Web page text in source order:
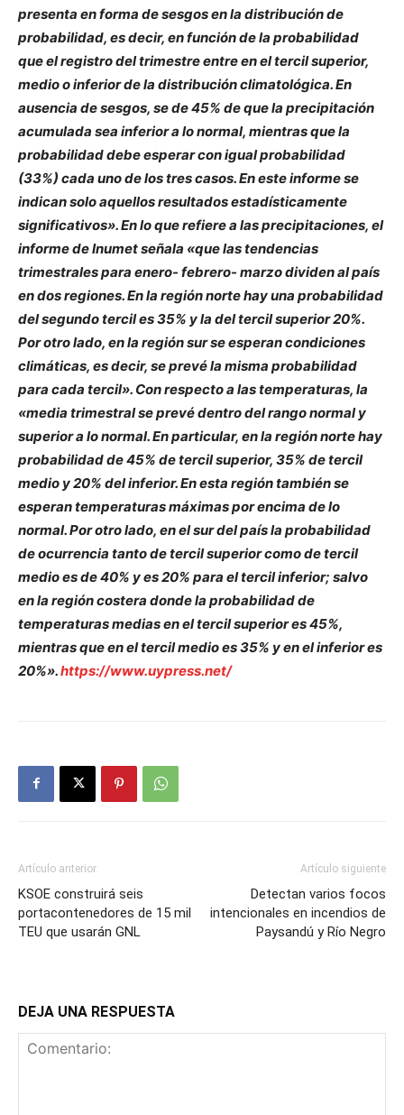
presenta en forma de sesgos en la distribución de
probabilidad, es decir, en función de la probabilidad
que el registro del trimestre entre en el tercil superior,
medio o inferior de la distribución climatológica. En
ausencia de sesgos, se de 45% de que la precipitación
acumulada sea inferior a lo normal, mientras que la
probabilidad debe esperar con igual probabilidad
(33%) cada uno de los tres casos. En este informe se
indican solo aquellos resultados estadísticamente
significativos». En lo que refiere a las precipitaciones, el
informe de Inumet señala «que las tendencias
trimestrales para enero- febrero- marzo dividen al país
en dos regiones. En la región norte hay una probabilidad
del segundo tercil es 35% y la del tercil superior 20%.
Por otro lado, en la región sur se esperan condiciones
climáticas, es decir, se prevé la misma probabilidad
para cada tercil». Con respecto a las temperaturas, la
«media trimestral se prevé dentro del rango normal y
superior a lo normal. En particular, en la región norte hay
probabilidad de 45% de tercil superior, 35% de tercil
medio y 20% del inferior. En esta región también se
esperan temperaturas máximas por encima de lo
normal. Por otro lado, en el sur del país la probabilidad
de ocurrencia tanto de tercil superior como de tercil
medio es de 40% y es 20% para el tercil inferior; salvo
en la región costera donde la probabilidad de
temperaturas medias en el tercil superior es 45%,
mientras que en el tercil medio es 35% y en el inferior es
20%».https://www.uypress.net/
Artículo anterior
KSOE construirá seis
portacontenedores de 15 mil
TEU que usarán GNL
Artículo siguiente
Detectan varios focos
intencionales en incendios de
Paysandú y Río Negro
DEJA UNA RESPUESTA